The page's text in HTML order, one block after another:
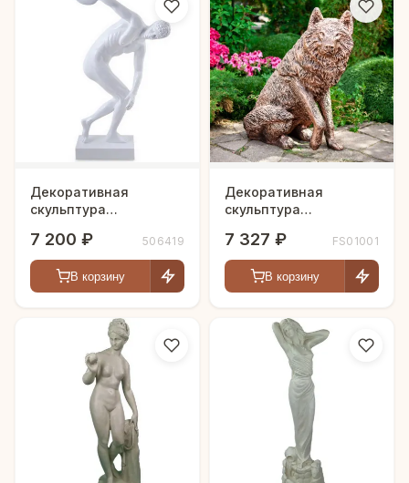
Декоративная
скульптура
7 200 ₽ 506419
В корзину
Декоративная
скульптура
7 327 ₽ FS01001
В корзину